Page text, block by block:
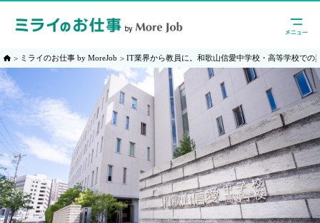
ミライのお仕事 by MoreJob IT業界から教員に。和歌山信愛中学校・高等学校での